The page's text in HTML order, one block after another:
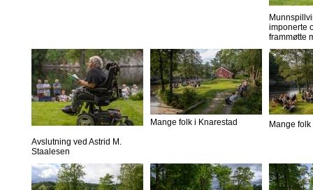
imponerte
frammøtte
Avslutning ved Astrid M.
Staalesen
Mange folk i Knarestad Mange